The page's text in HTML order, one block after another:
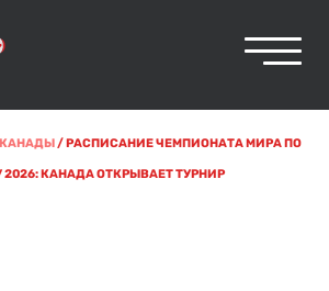
/РАСПИСАНИЕ ЧЕМПИОНАТА МИРА ПО
2026: КАНАДА ОТКРЫВАЕТ ТУРНИР